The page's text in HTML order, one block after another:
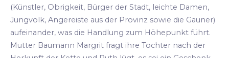
(Künstler, Obrigkeit, Bürger der Stadt, leichte Damen,
Jungvolk, Angereiste aus der Provinz sowie die Gauner)
aufeinander, was die Handlung zum Höhepunkt führt.
Mutter Baumann Margrit fragt ihre Tochter nach der